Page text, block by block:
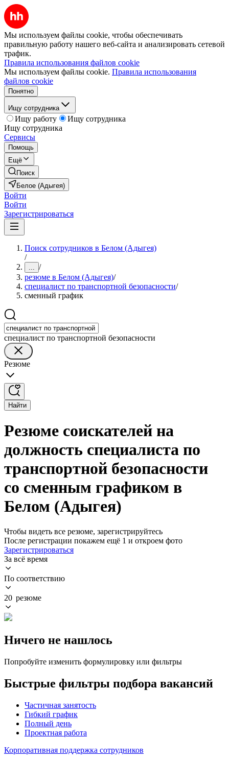
Мы используем файлы cookie, чтобы обеспечивать
правильную работу нашего веб-сайта и анализировать сетевой
трафик.
Правила использования файлов cookie
Мы используем файлы cookie. Правила использования
файлов cookie
Понятно
Ищу сотрудника
Ищу работу
Ищу сотрудника
Ищу сотрудника
Сервисы
Помощь
Ещё
Поиск
Белое (Адыгея)
Войти
Войти
Зарегистрироваться
Поиск сотрудников в Белом (Адыгея)
/
... /
резюме в Белом (Адыгея)/
специалист по транспортной безопасности/
сменный график
специалист по транспортной безопасности
Резюме
Найти
Резюме соискателей на
должность специалиста по
транспортной безопасности
со сменным графиком в
Белом (Адыгея)
Чтобы видеть все резюме, зарегистрируйтесь
После регистрации покажем ещё 1 и откроем фото
Зарегистрироваться
За всё время
По соответствию
20 резюме
Ничего не нашлось
Попробуйте изменить формулировку или фильтры
Быстрые фильтры подбора вакансий
Частичная занятость
Гибкий график
Полный день
Проектная работа
Корпоративная поддержка сотрудников